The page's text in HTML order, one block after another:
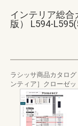
インテリア総
版） L594-
ラシッサ商品カタログ
ンティア］クローゼッ